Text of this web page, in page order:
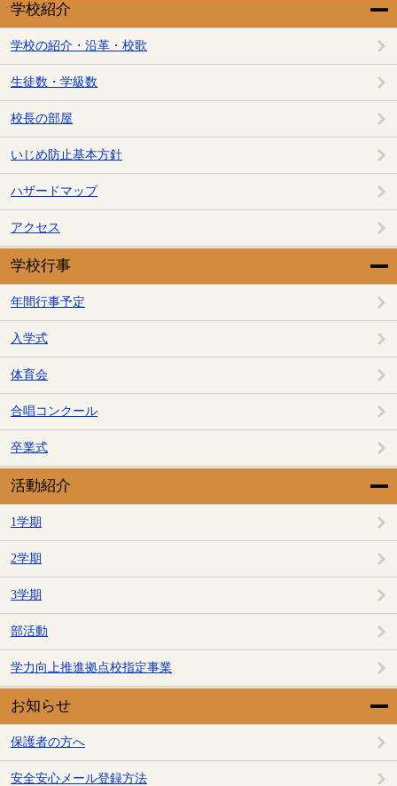
学校紹介
学校の紹介・沿革・校歌
生徒数・学級数
校長の部屋
いじめ防止基本方針
ハザードマップ
アクセス
学校行事
年間行事予定
入学式
体育会
合唱コンクール
卒業式
活動紹介
1学期
2学期
3学期
部活動
学力向上推進拠点校指定事業
お知らせ
保護者の方へ
安全安心メール登録方法